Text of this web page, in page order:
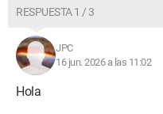
Fuente
RESPUESTA 1 / 3
JPC
16 jun. 2026 a las 11:02
Hola